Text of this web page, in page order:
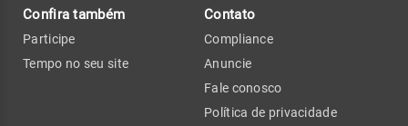
Confira também
Participe
Tempo no seu site
Contato
Compliance
Anuncie
Fale conosco
Política de privacidade